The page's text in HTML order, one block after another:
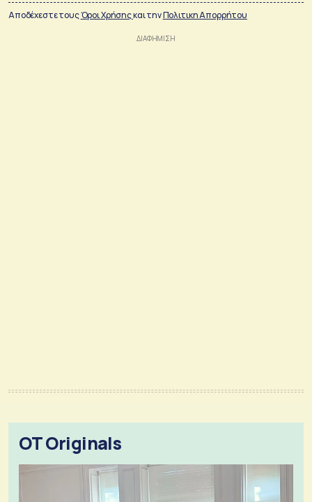
Αποδέχεστε τουςΌροι Χρήσηςκαι τηνΠολιτικη Απορρήτου
OT Originals